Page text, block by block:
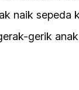
naik sepeda
gerik